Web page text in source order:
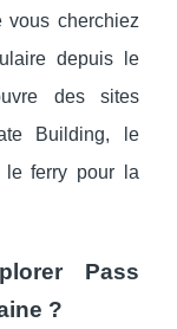
vous cherchiez
depuis le
des sites
Building, le
le ferry pour la
Pass
?